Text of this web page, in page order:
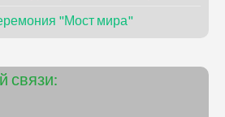
"Мост мира"
связи: